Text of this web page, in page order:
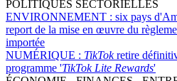
POLITIQUES SECTORIELLES
ENVIRONNEMENT : six pays
report de la mise en œuvre du
importée
NUMÉRIQUE : TikTokretire
programme 'TikTok Lite Rewards'